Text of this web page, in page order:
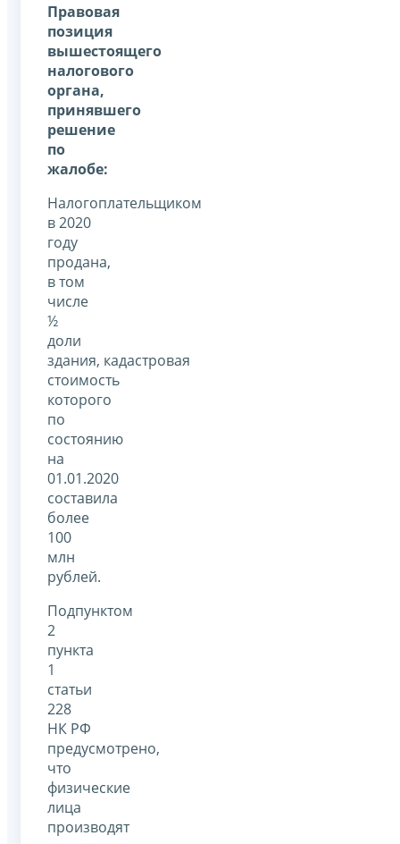
Правовая
позиция
вышестоящего
налогового
органа,
принявшего
решение
по
жалобе:
Налогоплательщиком
в 2020
году
продана,
в том
числе
½
доли
здания, кадастровая
стоимость
которого
по
состоянию
на
01.01.2020
составила
более
100
млн
рублей.
Подпунктом
2
пункта
1
статьи
228
НК РФ
предусмотрено,
что
физические
лица
производят